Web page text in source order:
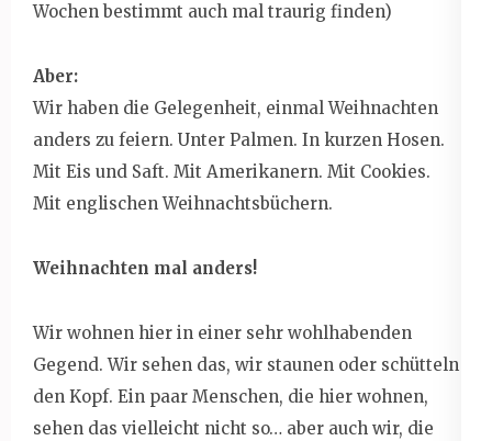
Wochen bestimmt auch mal traurig finden)
Aber:
Wir haben die Gelegenheit, einmal Weihnachten
anders zu feiern. Unter Palmen. In kurzen Hosen.
Mit Eis und Saft. Mit Amerikanern. Mit Cookies.
Mit englischen Weihnachtsbüchern.
Weihnachten mal anders!
Wir wohnen hier in einer sehr wohlhabenden
Gegend. Wir sehen das, wir staunen oder schütteln
den Kopf. Ein paar Menschen, die hier wohnen,
sehen das vielleicht nicht so… aber auch wir, die